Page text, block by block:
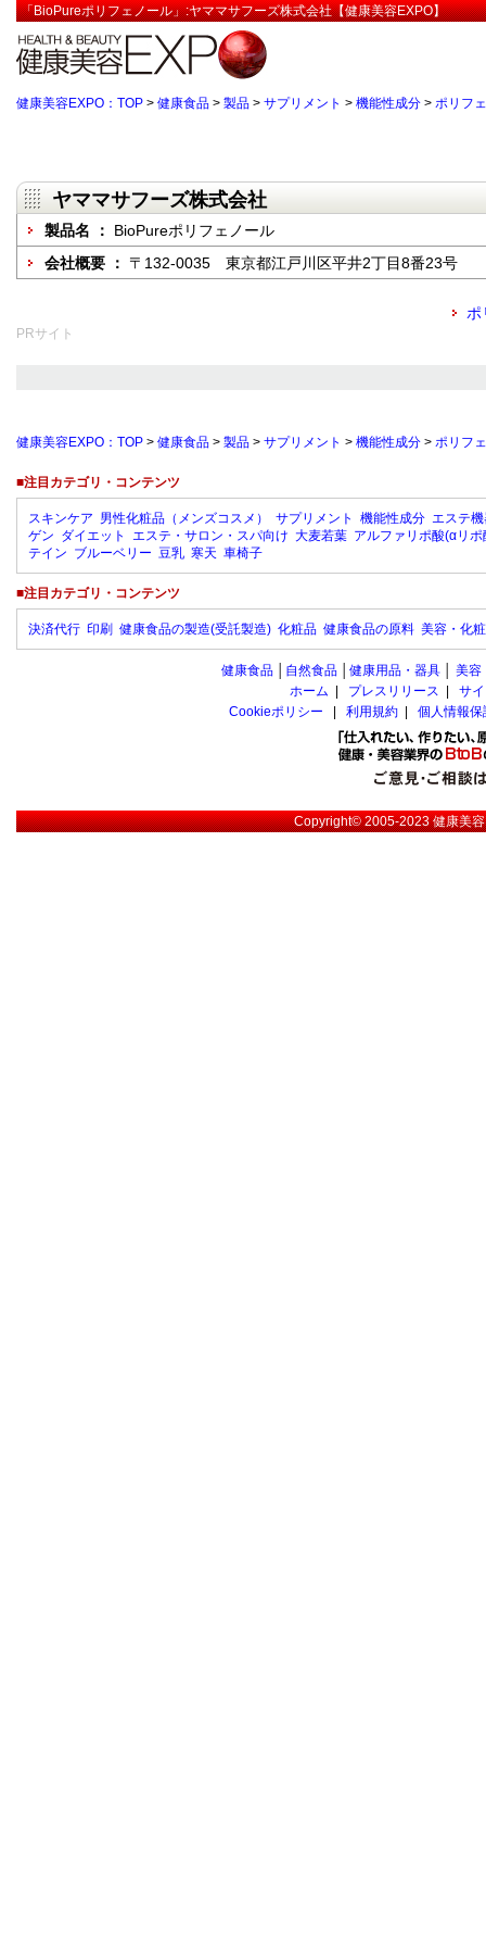
「BioPureポリフェノール」:ヤママサフーズ株式会社【健康美容EXPO】
健康美容EXPO：TOP > 健康食品 > 製品 > サプリメント > 機能性成分 > ポリフ
ヤママサフーズ株式会社
製品名 ： BioPureポリフェノール
会社概要 ： 〒132-0035 東京都江戸川区平井2丁目8番23号
ポ
PRサイト
健康美容EXPO：TOP > 健康食品 > 製品 > サプリメント > 機能性成分 > ポリフ
■注目カテゴリ・コンテンツ
スキンケア 男性化粧品（メンズコスメ） サプリメント 機能性成分 エステ
ゲン ダイエット エステ・サロン・スパ向け 大麦若葉 アルファリポ酸(αリポ
テイン ブルーベリー 豆乳 寒天 車椅子
■注目カテゴリ・コンテンツ
決済代行 印刷 健康食品の製造(受託製造) 化粧品 健康食品の原料 美容・化
健康食品 自然食品 健康用品・器具 美容
ホーム
プレスリリース
サ
Cookieポリシー
利用規約 個人情報
Copyright© 2005-2023健康美